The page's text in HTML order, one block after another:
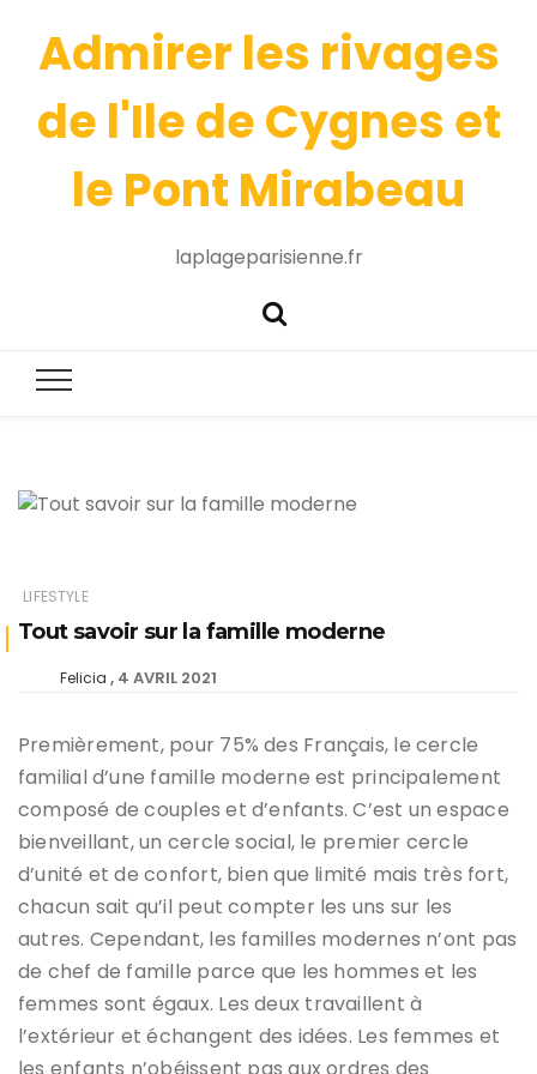
Admirer les rivages
de l'Ile de Cygnes et
le Pont Mirabeau
laplageparisienne.fr
LIFESTYLE
Tout savoir sur la famille moderne
Felicia 4 AVRIL 2021
Premièrement, pour 75% des Français, le cercle
familial d’une famille moderne est principalement
composé de couples et d’enfants. C’est un espace
bienveillant, un cercle social, le premier cercle
d’unité et de confort, bien que limité mais très fort,
chacun sait qu’il peut compter les uns sur les
autres. Cependant, les familles modernes n’ont pas
de chef de famille parce que les hommes et les
femmes sont égaux. Les deux travaillent à
l’extérieur et échangent des idées. Les femmes et